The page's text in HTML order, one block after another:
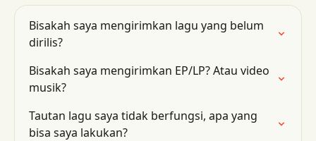
Bisakah saya mengirimkan lagu yang belum
dirilis?
Bisakah saya mengirimkan EP/LP? Atau video
musik?
Tautan lagu saya tidak berfungsi, apa yang
bisa saya lakukan?